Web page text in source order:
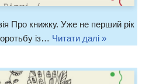
Про книжку. Уже не перший рік
із… Читати далі »